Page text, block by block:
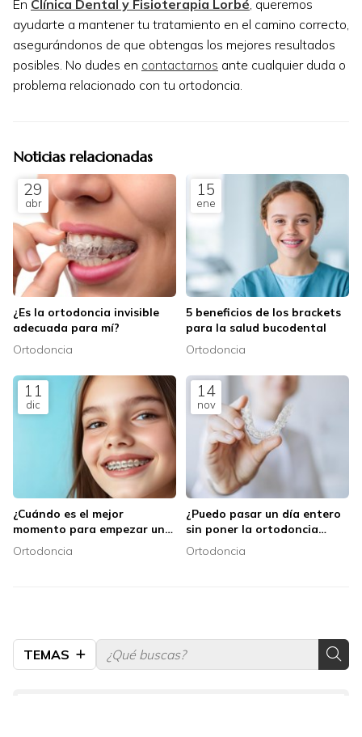
TEMAS
En Clínica Dental y Fisioterapia Lorbé , queremos
ayudarte a mantener tu tratamiento en el camino correcto,
asegurándonos de que obtengas los mejores resultados
posibles. No dudes en contactarnos ante cualquier duda o
problema relacionado con tu ortodoncia.
Noticias relacionadas
29
abr
¿Es la ortodoncia invisible
adecuada para mí?
Ortodoncia
15
ene
5 beneficios de los brackets
para la salud bucodental
Ortodoncia
11
dic
¿Cuándo es el mejor
momento para empezar un
tratamiento de ortodoncia?
Ortodoncia
14
nov
¿Puedo pasar un día entero
sin poner la ortodoncia
invisible?
Ortodoncia